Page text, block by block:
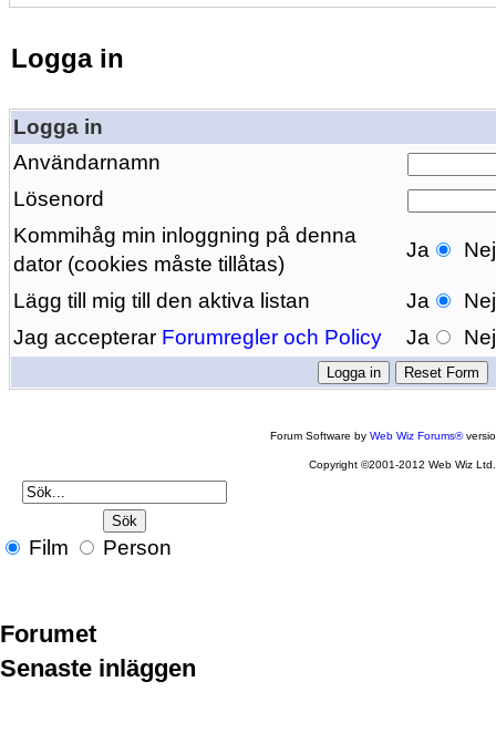
Logga in
Logga in
Användarnamn
Lösenord
Kommihåg min inloggning på denna
dator (cookies måste tillåtas)
Ja Nej
Lägg till mig till den aktiva listan Ja
Nej
Jag accepterar Forumregler och Policy Ja Nej
Forum Software byWeb Wiz Forums®
Copyright ©2001-2012 Web Wiz Ltd.
Film Person
Forumet
Senaste inläggen